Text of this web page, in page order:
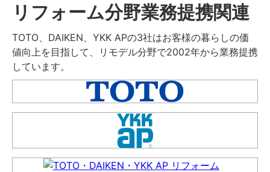
リフォーム分野業務提携関連
TOTO、DAIKEN、YKK APの3社はお客様の暮らしの価
値向上を目指して、リモデル分野で2002年から業務提携
しています。